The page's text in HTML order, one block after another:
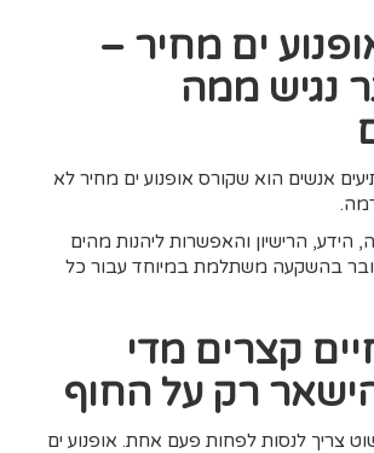
ים מחיר –
נגיש ממה
אנשים הוא שקורס אופנוע ים מחיר לא
הרישיון והאפשרות ליהנות מהים
בהשקעה משתלמת במיוחד עבור כל
קצרים מדי
רק על החוף
צריך לנסות לפחות פעם אחת. אופנוע ים